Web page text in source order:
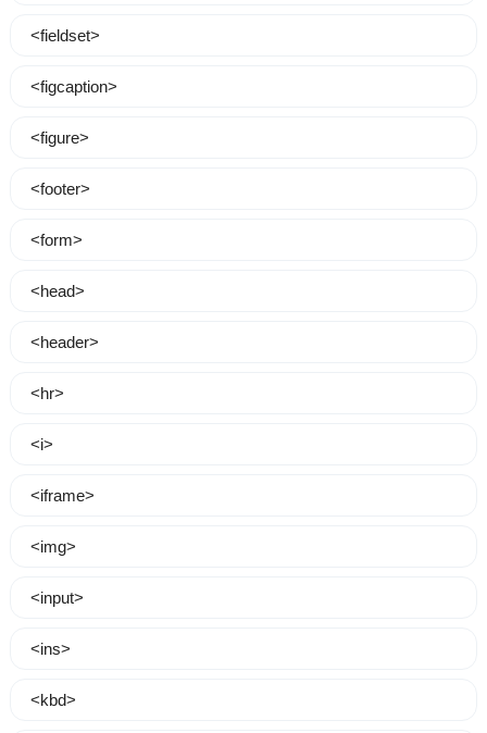
<fieldset>
<figcaption>
<figure>
<footer>
<form>
<head>
<header>
<hr>
<i>
<iframe>
<img>
<input>
<ins>
<kbd>